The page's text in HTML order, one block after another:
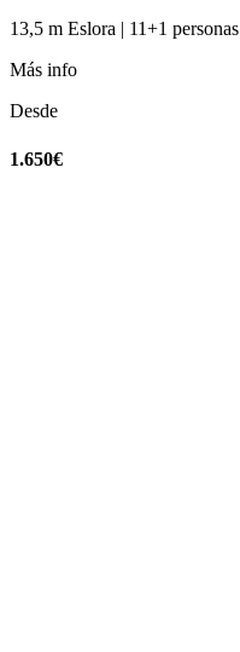
13,5 m Eslora | 11+1 personas
Más info
Desde
1.650€